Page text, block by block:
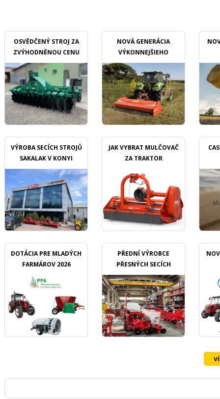
OSVĚDČENÝ STROJ ZA
ZVÝHODNĚNOU CENU
NOVÁ GENERÁCIA
VÝKONNEJŠIEHO
MULČOVAČU
VÝROBA SECÍCH STROJŮ
SAKALAK V KONYI
JAK VYBRAT MULČOVAČ
ZA TRAKTOR
DOTÁCIA PRE MLADÝCH
FARMÁROV 2026
PŘEDNÍ VÝROBCE
PŘESNÝCH SECÍCH
STROJŮ OZDOKEN